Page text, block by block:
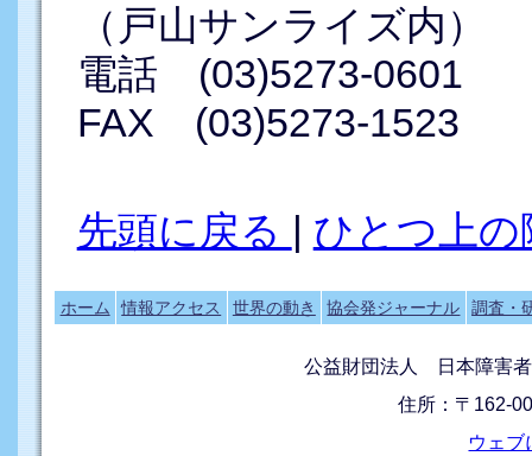
（戸山サンライズ内）
電話 (03)5273-0601
FAX (03)5273-1523
先頭に戻る | ひとつ上の
ホーム 情報アクセス 世界の動き 協会発ジャーナル 調査・
公益財団法人 日本障害
住所：〒162-
ウェブ